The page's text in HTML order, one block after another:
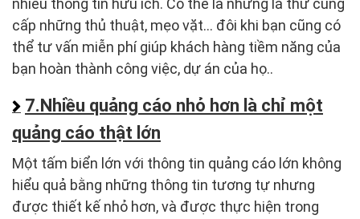
nhiều thông tin hữu ích. Có thể là những lá thư cung
cấp những thủ thuật, mẹo vặt… đôi khi bạn cũng có
thể tư vấn miễn phí giúp khách hàng tiềm năng của
bạn hoàn thành công việc, dự án của họ..
7.Nhiều quảng cáo nhỏ hơn là chỉ một
quảng cáo thật lớn
Một tấm biển lớn với thông tin quảng cáo lớn không
hiểu quả bằng những thông tin tương tự nhưng
được thiết kế nhỏ hơn, và được thực hiện trong